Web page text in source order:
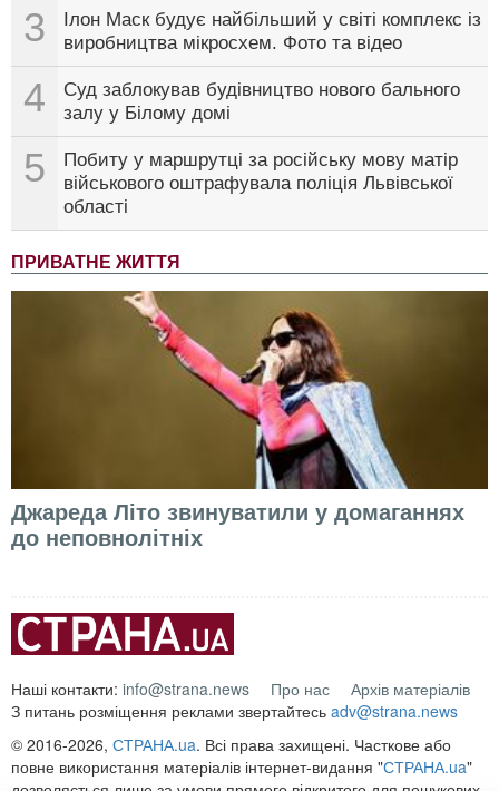
3
Ілон Маск будує найбільший у світі комплекс із
виробництва мікросхем. Фото та відео
4
Суд заблокував будівництво нового бального
залу у Білому домі
5
Побиту у маршрутці за російську мову матір
військового оштрафувала поліція Львівської
області
ПРИВАТНЕ ЖИТТЯ
Джареда Літо звинуватили у домаганнях
до неповнолітніх
Наші контакти: info@strana.news Про нас
Архів матеріалів
З питань розміщення реклами звертайтесь adv@strana.news
© 2016-2026, СТРАНА.ua. Всі права захищені. Часткове або
повне використання матеріалів інтернет-видання "СТРАНА.ua"